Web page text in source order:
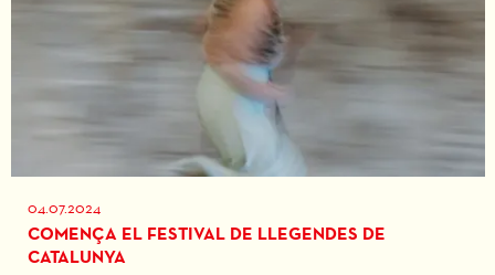
04.07.2024
COMENÇA EL FESTIVAL DE LLEGENDES DE
CATALUNYA